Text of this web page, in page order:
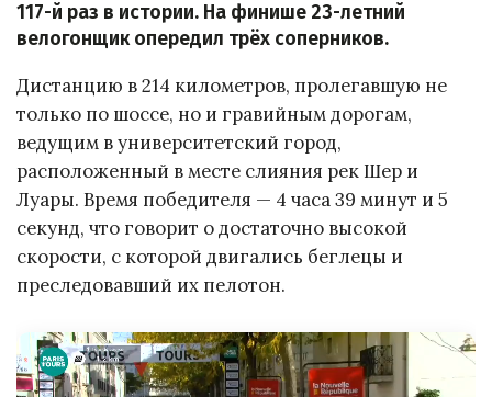
117-й раз в истории. На финише 23-летний
велогонщик опередил трёх соперников.
Дистанцию в 214 километров, пролегавшую не
только по шоссе, но и гравийным дорогам,
ведущим в университетский город,
расположенный в месте слияния рек Шер и
Луары. Время победителя — 4 часа 39 минут и 5
секунд, что говорит о достаточно высокой
скорости, с которой двигались беглецы и
преследовавший их пелотон.